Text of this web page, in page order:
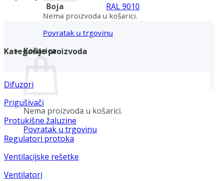
Nema proizvoda u košarici.
Povratak u trgovinu
Košarica
Nema proizvoda u košarici.
Povratak u trgovinu
Boja RAL 9010
Kategorije proizvoda
Difuzori
Prigušivači
Protukišne žaluzine
Regulatori protoka
Ventilacijske rešetke
Ventilatori